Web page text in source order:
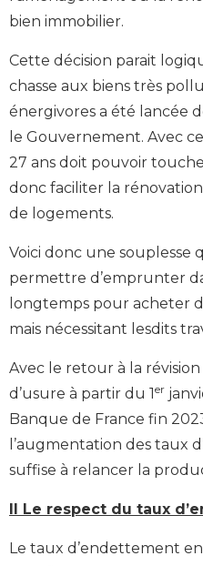
bien immobilier.
Cette décision parait
chasse aux biens très
énergivores a été lancée
le Gouvernement. Avec
27 ans doit pouvoir
donc faciliter la
de logements.
Voici donc une souplesse
permettre d’emprunter
longtemps pour acheter
mais nécessitant lesdits
Avec le retour à la
d’usure à partir du 1er
Banque de France fin
l’augmentation des taux
suffise à relancer la
II Le respect du taux
Le taux d’endettement